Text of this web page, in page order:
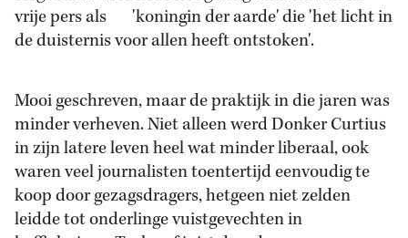
vrije pers als 'koningin der aarde' die 'het licht in
de duisternis voor allen heeft ontstoken'.
Mooi geschreven, maar de praktijk in die jaren was
minder verheven. Niet alleen werd Donker Curtius
in zijn latere leven heel wat minder liberaal, ook
waren veel journalisten toentertijd eenvoudig te
koop door gezagsdragers, hetgeen niet zelden
leidde tot onderlinge vuistgevechten in